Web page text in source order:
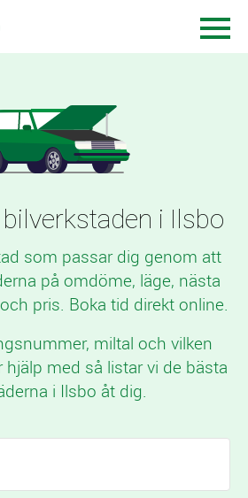
i Ilsbo
som passar dig genom att
på omdöme, läge, nästa
pris. Boka tid direkt online.
miltal och vilken
med så listar vi de bästa
i Ilsbo åt dig.